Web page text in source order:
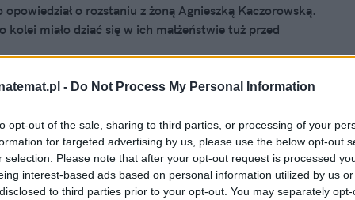
- Do Not Process My Personal Information
opt-out of the sale, sharing to third parties, or processing of your
for targeted advertising by us, please use the below opt-out
selection. Please note that after your opt-out request is processed
interest-based ads based on personal information utilized by us
to third parties prior to your opt-out. You may separately
opowiedział o rozstaniu z żoną Agnieszką Kaczorowską.
kolei miało dziać się w ich małżeństwie tuż przed
09:31
pierwszy raz po ogłoszeniu
Nawiązał do relacji z Kubicką